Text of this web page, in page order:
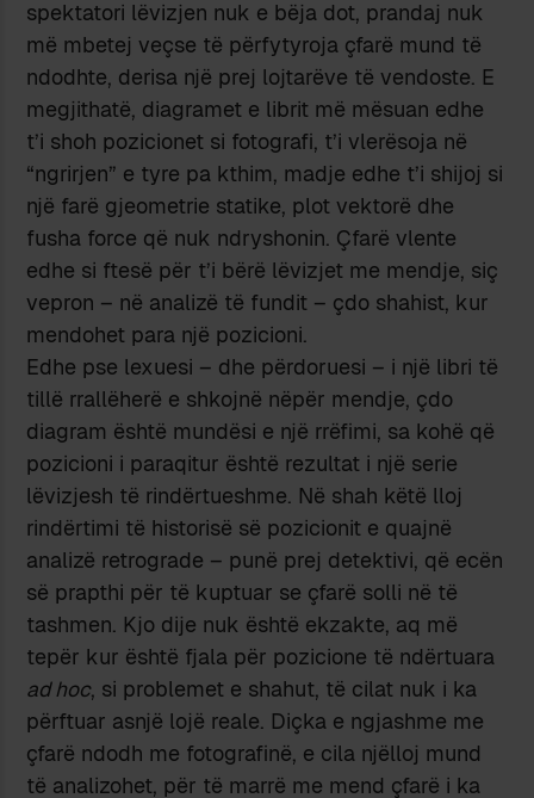
spektatori lëvizjen nuk e bëja dot, prandaj nuk
më mbetej veçse të përfytyroja çfarë mund të
ndodhte, derisa një prej lojtarëve të vendoste. E
megjithatë, diagramet e librit më mësuan edhe
t’i shoh pozicionet si fotografi, t’i vlerësoja në
“ngrirjen” e tyre pa kthim, madje edhe t’i shijoj si
një farë gjeometrie statike, plot vektorë dhe
fusha force që nuk ndryshonin. Çfarë vlente
edhe si ftesë për t’i bërë lëvizjet me mendje, siç
vepron – në analizë të fundit – çdo shahist, kur
mendohet para një pozicioni.
Edhe pse lexuesi – dhe përdoruesi – i një libri të
tillë rrallëherë e shkojnë nëpër mendje, çdo
diagram është mundësi e një rrëfimi, sa kohë që
pozicioni i paraqitur është rezultat i një serie
lëvizjesh të rindërtueshme. Në shah këtë lloj
rindërtimi të historisë së pozicionit e quajnë
analizë retrograde – punë prej detektivi, që ecën
së prapthi për të kuptuar se çfarë solli në të
tashmen. Kjo dije nuk është ekzakte, aq më
tepër kur është fjala për pozicione të ndërtuara
ad hoc, si problemet e shahut, të cilat nuk i ka
përftuar asnjë lojë reale. Diçka e ngjashme me
çfarë ndodh me fotografinë, e cila njëlloj mund
të analizohet, për të marrë me mend çfarë i ka